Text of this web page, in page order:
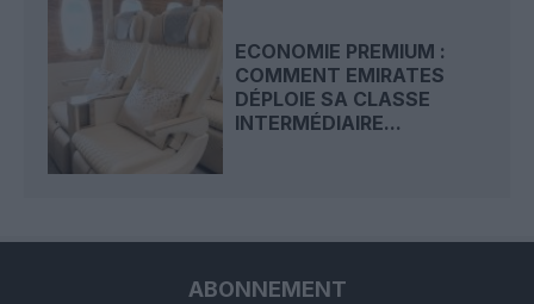
ECONOMIE PREMIUM :
COMMENT EMIRATES
DÉPLOIE SA CLASSE
INTERMÉDIAIRE...
ABONNEMENT